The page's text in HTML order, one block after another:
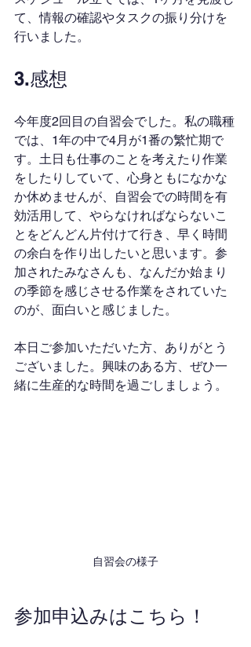
て、情報の確認やタスクの振り分けを
行いました。
3.感想
今年度2回目の自習会でした。私の職種
では、1年の中で4月が1番の繁忙期で
す。土日も仕事のことを考えたり作業
をしたりしていて、心身ともになかな
か休めませんが、自習会での時間を有
効活用して、やらなければならないこ
とをどんどん片付けて行き、早く時間
の余白を作り出したいと思います。参
加されたみなさんも、なんだか始まり
の季節を感じさせる作業をされていた
のが、面白いと感じました。
本日ご参加いただいた方、ありがとう
ございました。興味のある方、ぜひ一
緒に生産的な時間を過ごしましょう。
自習会の様子
参加申込みはこちら！